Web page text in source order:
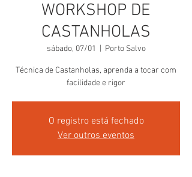
WORKSHOP DE
CASTANHOLAS
sábado, 07/01 Porto Salvo
Técnica de Castanholas, aprenda a tocar com
facilidade e rigor
O registro está fechado
Ver outros eventos